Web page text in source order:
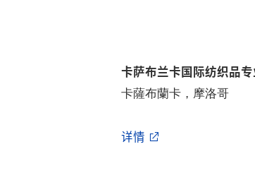
卡萨布兰卡国际纺织品
卡薩布蘭卡，摩洛哥
详情